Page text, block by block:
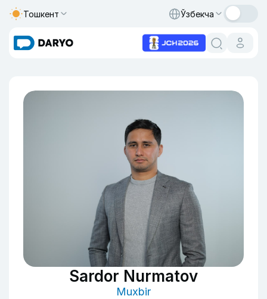
Тошкент Ўзбекча
Sardor Nurmatov
Muxbir